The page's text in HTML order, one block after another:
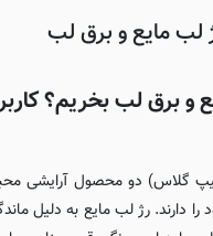
لب مایع و برق لب
و برق لب بخریم؟
گلاس) دو محصول آرایشی
دارند. رژ لب مایع به دلیل